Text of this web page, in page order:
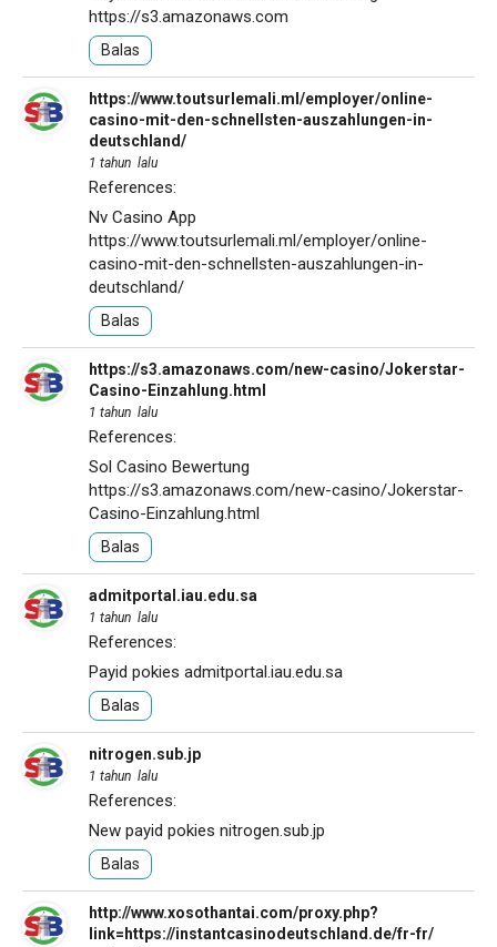
https://s3.amazonaws.com
Balas
https://www.toutsurlemali.ml/employer/online-
casino-mit-den-schnellsten-auszahlungen-in-
deutschland/
1 tahun lalu
References:
Nv Casino App
https://www.toutsurlemali.ml/employer/online-
casino-mit-den-schnellsten-auszahlungen-in-
deutschland/
Balas
https://s3.amazonaws.com/new-casino/Jokerstar-
Casino-Einzahlung.html
1 tahun lalu
References:
Sol Casino Bewertung
https://s3.amazonaws.com/new-casino/Jokerstar-
Casino-Einzahlung.html
Balas
admitportal.iau.edu.sa
1 tahun lalu
References:
Payid pokies admitportal.iau.edu.sa
Balas
nitrogen.sub.jp
1 tahun lalu
References:
New payid pokies nitrogen.sub.jp
Balas
http://www.xosothantai.com/proxy.php?
link=https://instantcasinodeutschland.de/fr-fr/